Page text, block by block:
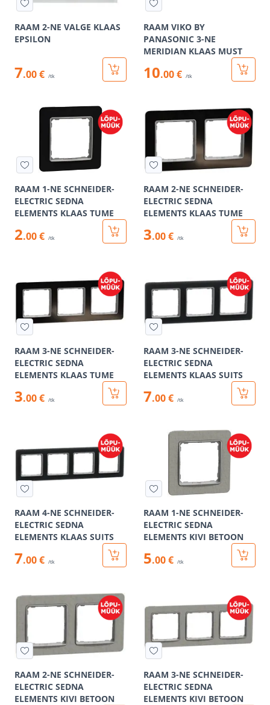
RAAM 2-NE VALGE KLAAS
EPSILON
7.00 € /tk
RAAM VIKO BY
PANASONIC 3-NE
MERIDIAN KLAAS MUST
10.00 € /tk
RAAM 1-NE SCHNEIDER-
ELECTRIC SEDNA
ELEMENTS KLAAS TUME
2.00 € /tk
RAAM 2-NE SCHNEIDER-
ELECTRIC SEDNA
ELEMENTS KLAAS TUME
3.00 € /tk
RAAM 3-NE SCHNEIDER-
ELECTRIC SEDNA
ELEMENTS KLAAS TUME
3.00 € /tk
RAAM 3-NE SCHNEIDER-
ELECTRIC SEDNA
ELEMENTS KLAAS SUITS
7.00 € /tk
RAAM 4-NE SCHNEIDER-
ELECTRIC SEDNA
ELEMENTS KLAAS SUITS
7.00 € /tk
RAAM 1-NE SCHNEIDER-
ELECTRIC SEDNA
ELEMENTS KIVI BETOON
5.00 € /tk
RAAM 2-NE SCHNEIDER-
ELECTRIC SEDNA
ELEMENTS KIVI BETOON
RAAM 3-NE SCHNEIDER-
ELECTRIC SEDNA
ELEMENTS KIVI BETOON